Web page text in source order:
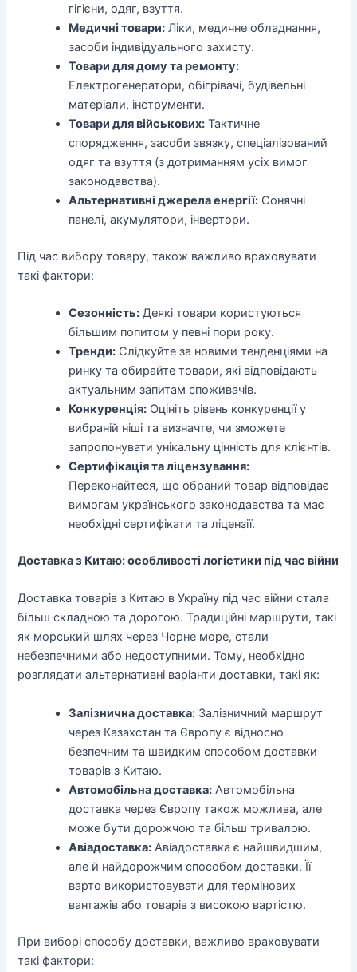
гігієни, одяг, взуття.
Медичні товари: Ліки, медичне обладнання,
засоби індивідуального захисту.
Товари для дому та ремонту:
Електрогенератори, обігрівачі, будівельні
матеріали, інструменти.
Товари для військових: Тактичне
спорядження, засоби звязку, спеціалізований
одяг та взуття (з дотриманням усіх вимог
законодавства).
Альтернативні джерела енергії: Сонячні
панелі, акумулятори, інвертори.
Під час вибору товару, також важливо враховувати
такі фактори:
Сезонність: Деякі товари користуються
більшим попитом у певні пори року.
Тренди: Слідкуйте за новими тенденціями на
ринку та обирайте товари, які відповідають
актуальним запитам споживачів.
Конкуренція: Оцініть рівень конкуренції у
вибраній ніші та визначте, чи зможете
запропонувати унікальну цінність для клієнтів.
Сертифікація та ліцензування:
Переконайтеся, що обраний товар відповідає
вимогам українського законодавства та має
необхідні сертифікати та ліцензії.
Доставка з Китаю: особливості логістики під час війни
Доставка товарів з Китаю в Україну під час війни стала
більш складною та дорогою. Традиційні маршрути, такі
як морський шлях через Чорне море, стали
небезпечними або недоступними. Тому, необхідно
розглядати альтернативні варіанти доставки, такі як:
Залізнична доставка: Залізничний маршрут
через Казахстан та Європу є відносно
безпечним та швидким способом доставки
товарів з Китаю.
Автомобільна доставка: Автомобільна
доставка через Європу також можлива, але
може бути дорожчою та більш тривалою.
Авіадоставка: Авіадоставка є найшвидшим,
але й найдорожчим способом доставки. Її
варто використовувати для термінових
вантажів або товарів з високою вартістю.
При виборі способу доставки, важливо враховувати
такі фактори: